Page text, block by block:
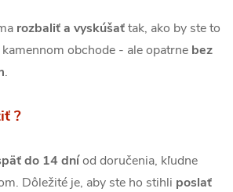
rozbaliť a vyskúšaťtak, ako by ste to
obchode - ale opatrne bez
.
?
do 14 dníod doručenia, kľudne
Dôležité je, aby ste ho stihli poslať